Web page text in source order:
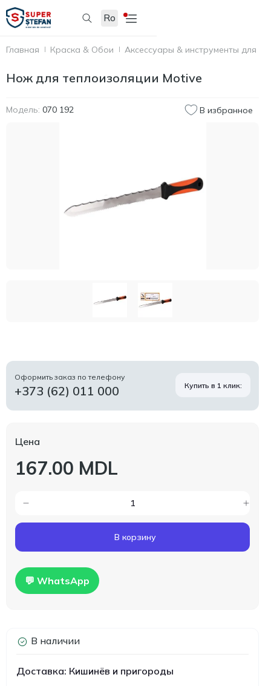
Ro
Главная Краска & Обои Аксессуары & инструменты для
Нож для теплоизоляции Motive
Модель: 070 192 В избранное
Оформить заказ по телефону
+373 (62) 011 000 Купить в 1 клик:
Цена
167.00 MDL
В корзину
💬 WhatsApp
В наличии
Доставка: Кишинёв и пригороды